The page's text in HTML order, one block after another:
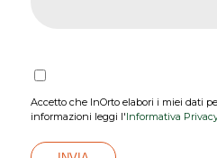
Accetto che InOrto elabori i miei dati
informazioni leggi l'Informativa